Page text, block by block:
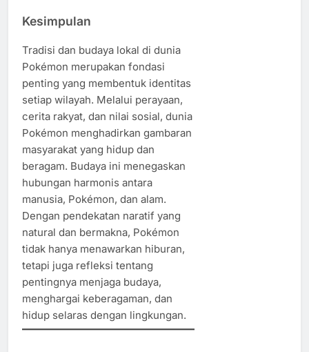
Kesimpulan
Tradisi dan budaya lokal di dunia
Pokémon merupakan fondasi
penting yang membentuk identitas
setiap wilayah. Melalui perayaan,
cerita rakyat, dan nilai sosial, dunia
Pokémon menghadirkan gambaran
masyarakat yang hidup dan
beragam. Budaya ini menegaskan
hubungan harmonis antara
manusia, Pokémon, dan alam.
Dengan pendekatan naratif yang
natural dan bermakna, Pokémon
tidak hanya menawarkan hiburan,
tetapi juga refleksi tentang
pentingnya menjaga budaya,
menghargai keberagaman, dan
hidup selaras dengan lingkungan.